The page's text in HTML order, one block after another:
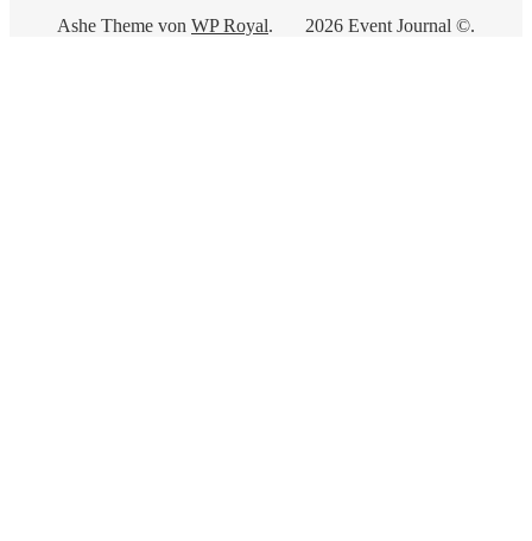
2026 Event Journal ©.
Ashe Theme von WP Royal.